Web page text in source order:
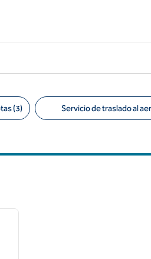
(3) Servicio de traslado al
siguiente imagen